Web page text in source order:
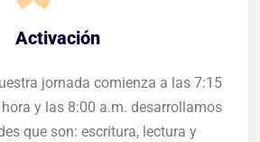
Activación
jornada comienza a las 7:15
y las 8:00 a.m. desarrollamos
que son: escritura, lectura y